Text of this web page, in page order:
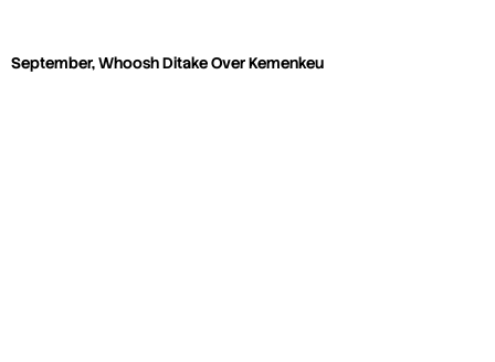
September, Whoosh Ditake Over Kemenkeu